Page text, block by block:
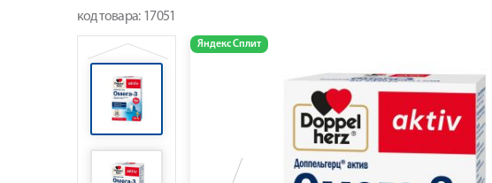
код товара: 17051
Яндекс Сплит